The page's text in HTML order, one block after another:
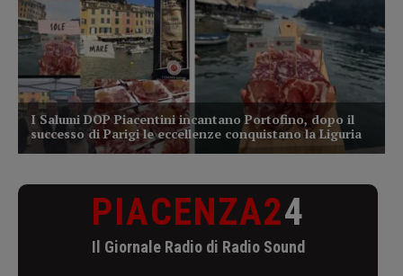
PIACENZA24
Il Giornale Radio di Radio Sound